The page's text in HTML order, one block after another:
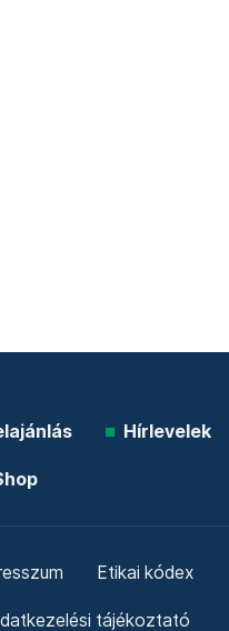
Hírlevelek
Etikai kódex
tájékoztató